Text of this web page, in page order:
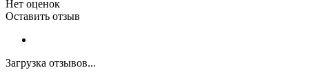
Нет оценок
Оставить отзыв
Загрузка отзывов...